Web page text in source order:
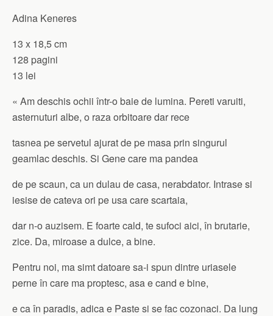
Adina Keneres
13 x 18,5 cm
128 pagini
13 lei
« Am deschis ochii într-o baie de lumina. Pereti varuiti,
asternuturi albe, o raza orbitoare dar rece
tasnea pe servetul ajurat de pe masa prin singurul
geamlac deschis. Si Gene care ma pandea
de pe scaun, ca un dulau de casa, nerabdator. Intrase si
iesise de cateva ori pe usa care scartaia,
dar n-o auzisem. E foarte cald, te sufoci aici, în brutarie,
zice. Da, miroase a dulce, a bine.
Pentru noi, ma simt datoare sa-i spun dintre uriasele
perne în care ma proptesc, asa e cand e bine,
e ca în paradis, adica e Paste si se fac cozonaci. Da lung